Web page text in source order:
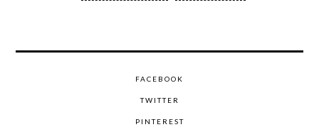
FACEBOOK
TWITTER
PINTEREST